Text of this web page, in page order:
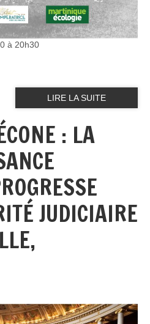
à 20h30
LIRE LA SUITE
: LA
JUDICIAIRE